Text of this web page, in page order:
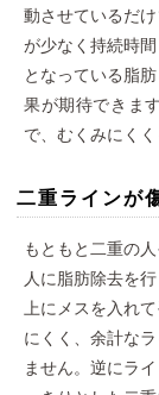
動させているだ
が少なく持続時
となっている脂
果が期待できま
で、むくみにくく
二重ラインが
もともと二重の
人に脂肪除去を
上にメスを入れ
にくく、余計な
ません。逆にラ